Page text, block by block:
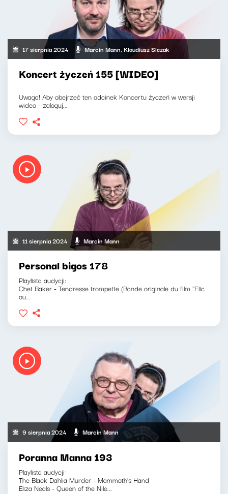
17 sierpnia 2024 Marcin Mann, Klaudiusz Slezak
Koncert życzeń 155 [WIDEO]
Uwaga! Aby obejrzeć ten odcinek Koncertu życzeń w wersji
wideo - zaloguj...
11 sierpnia 2024 Marcin Mann
Personal bigos 178
Playlista audycji:
Chet Baker - Tendresse trompette (Bande originale du film "Flic
ou...
9 sierpnia 2024 Marcin Mann
Poranna Manna 193
Playlista audycji:
The Black Dahlia Murder - Mammoth's Hand
Eliza Neals - Queen of the Nile...